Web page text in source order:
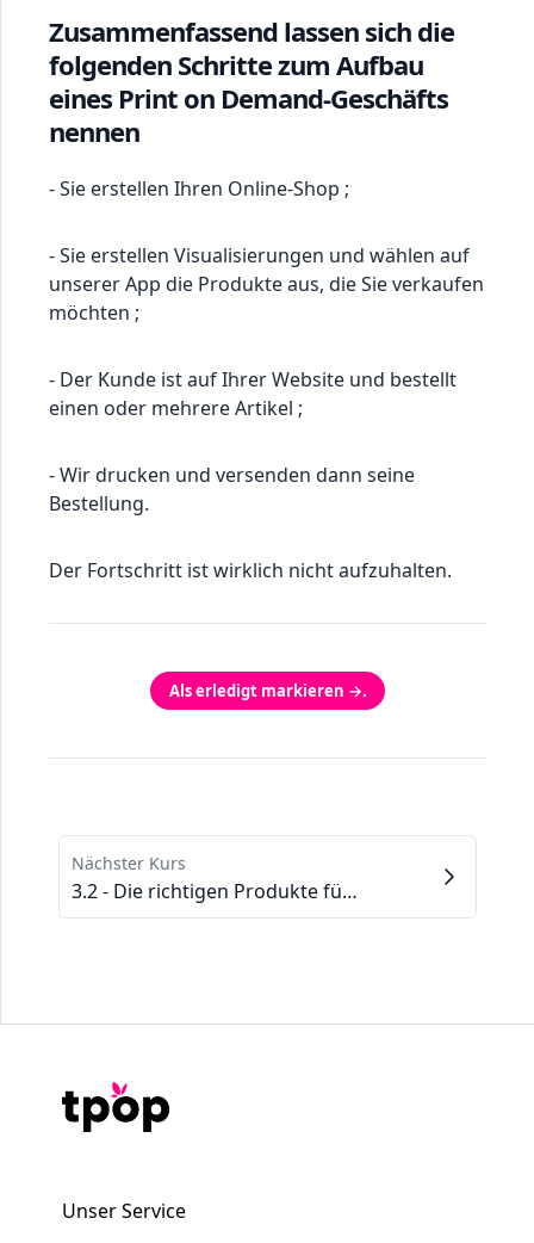
Zusammenfassend lassen sich die
folgenden Schritte zum Aufbau
eines Print on Demand-Geschäfts
nennen
- Sie erstellen Ihren Online-Shop ;
- Sie erstellen Visualisierungen und wählen auf
unserer App die Produkte aus, die Sie verkaufen
möchten ;
- Der Kunde ist auf Ihrer Website und bestellt
einen oder mehrere Artikel ;
- Wir drucken und versenden dann seine
Bestellung.
Der Fortschritt ist wirklich nicht aufzuhalten.
Als erledigt markieren →.
Nächster Kurs
3.2 - Die richtigen Produkte für den Verkauf im eigenen Shop auswählen
Unser Service